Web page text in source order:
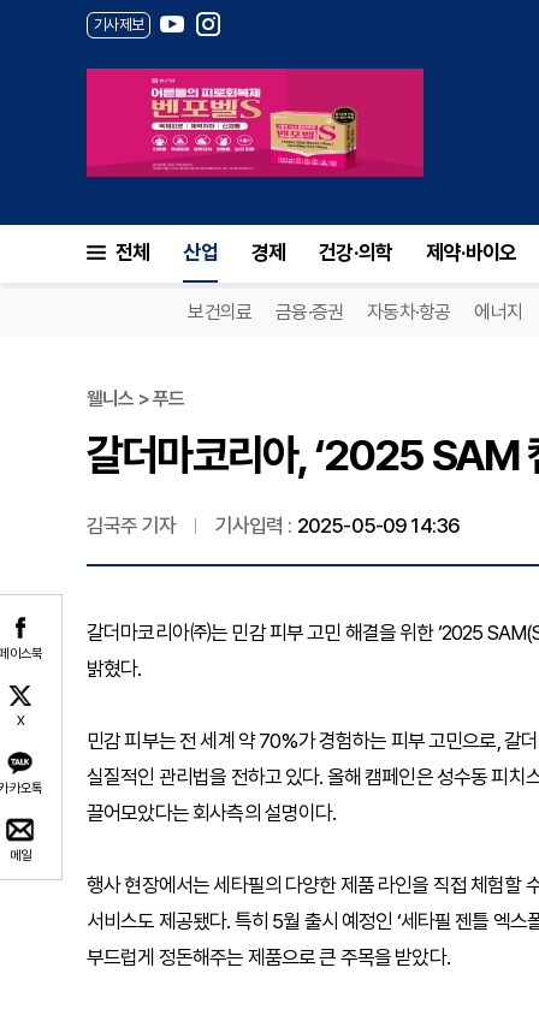
기사제보
전체 산업 경제 건강·의학 제약·바이오
보건의료 금융·증권 자동차·항공 에너지
이스북
X
카오톡
메일
웰니스 > 푸드
갈더마코리아, ‘2025 SAM
김국주 기자 기사입력 : 2025-05-09 14:36
갈더마코리아㈜는 민감 피부 고민 해결을 위한 ‘2025
밝혔다.
민감 피부는 전 세계 약 70%가 경험하는 피부 고민으로, 갈
실질적인 관리법을 전하고 있다. 올해 캠페인은 성수동 피치
끌어모았다는 회사측의 설명이다.
행사 현장에서는 세타필의 다양한 제품 라인을 직접 체험할
서비스도 제공됐다. 특히 5월 출시 예정인 ‘세타필 젠틀 엑
부드럽게 정돈해주는 제품으로 큰 주목을 받았다.